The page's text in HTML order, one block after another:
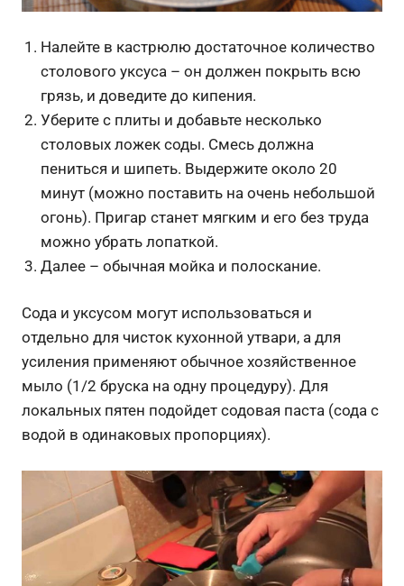
Налейте в кастрюлю достаточное количество
столового уксуса – он должен покрыть всю
грязь, и доведите до кипения.
Уберите с плиты и добавьте несколько
столовых ложек соды. Смесь должна
пениться и шипеть. Выдержите около 20
минут (можно поставить на очень небольшой
огонь). Пригар станет мягким и его без труда
можно убрать лопаткой.
Далее – обычная мойка и полоскание.
Сода и уксусом могут использоваться и
отдельно для чисток кухонной утвари, а для
усиления применяют обычное хозяйственное
мыло (1/2 бруска на одну процедуру). Для
локальных пятен подойдет содовая паста (сода с
водой в одинаковых пропорциях).